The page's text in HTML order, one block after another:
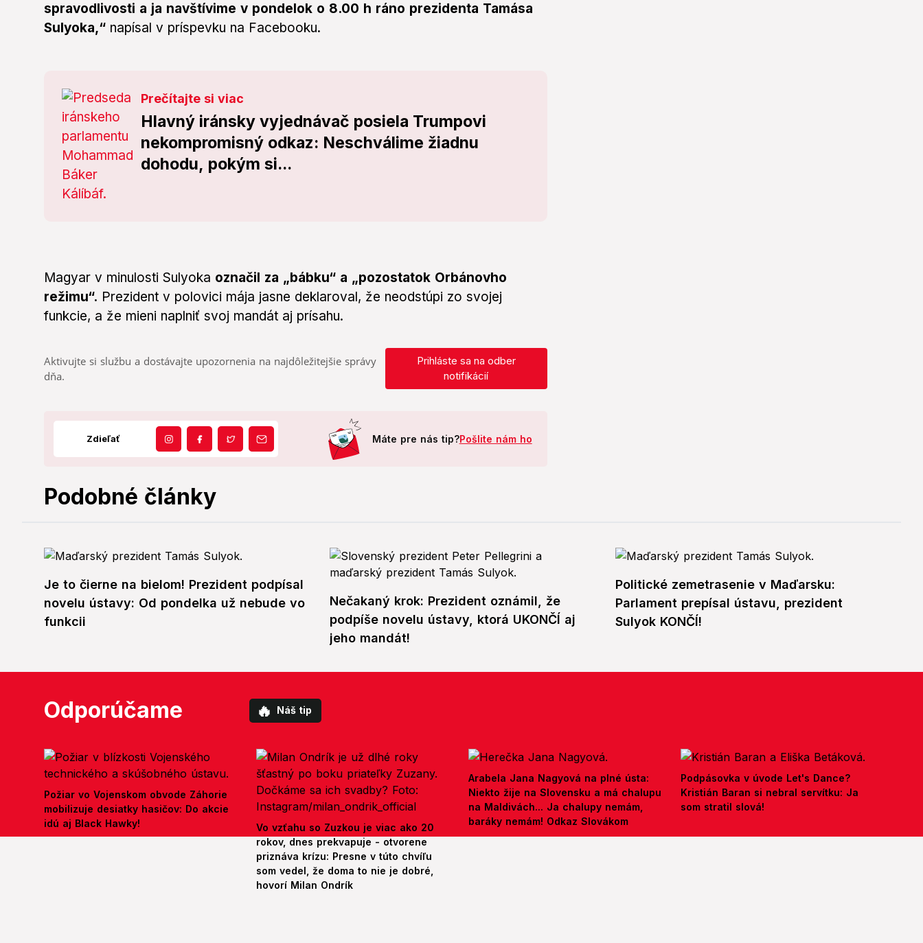
spravodlivosti a ja navštívime v pondelok o 8.00 h ráno prezidenta Tamása
Sulyoka,“ napísal v príspevku na Facebooku.
Prečítajte si viac
Hlavný iránsky vyjednávač posiela Trumpovi
nekompromisný odkaz: Neschválime žiadnu
dohodu, pokým si...
Magyar v minulosti Sulyoka označil za „bábku“ a „pozostatok Orbánovho
režimu“. Prezident v polovici mája jasne deklaroval, že neodstúpi zo svojej
funkcie, a že mieni naplniť svoj mandát aj prísahu.
Aktivujte si službu a dostávajte upozornenia na najdôležitejšie správy
dňa.
Prihláste sa na odber
notifikácií
Zdieľať Máte pre nás tip?Pošlite nám ho
Podobné články
Je to čierne na bielom! Prezident podpísal
novelu ústavy: Od pondelka už nebude vo
funkcii
Nečakaný krok: Prezident oznámil, že
podpíše novelu ústavy, ktorá UKONČÍ aj
jeho mandát!
Politické zemetrasenie v Maďarsku:
Parlament prepísal ústavu, prezident
Sulyok KONČÍ!
Odporúčame 🔥 Náš tip
Požiar vo Vojenskom obvode Záhorie
mobilizuje desiatky hasičov: Do akcie
idú aj Black Hawky!
Vo vzťahu so Zuzkou je viac ako 20
rokov, dnes prekvapuje - otvorene
priznáva krízu: Presne v túto chvíľu
som vedel, že doma to nie je dobré,
hovorí Milan Ondrík
Arabela Jana Nagyová na plné ústa:
Niekto žije na Slovensku a má chalupu
na Maldivách... Ja chalupy nemám,
baráky nemám! Odkaz Slovákom
Podpásovka v úvode Let's Dance?
Kristián Baran si nebral servítku: Ja
som stratil slová!